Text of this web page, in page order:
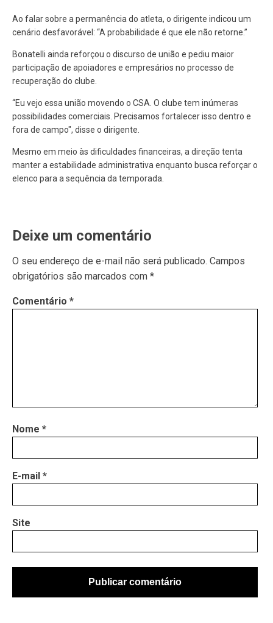
Ao falar sobre a permanência do atleta, o dirigente indicou um
cenário desfavorável: “A probabilidade é que ele não retorne.”
Bonatelli ainda reforçou o discurso de união e pediu maior
participação de apoiadores e empresários no processo de
recuperação do clube.
“Eu vejo essa união movendo o CSA. O clube tem inúmeras
possibilidades comerciais. Precisamos fortalecer isso dentro e
fora de campo", disse o dirigente.
Mesmo em meio às dificuldades financeiras, a direção tenta
manter a estabilidade administrativa enquanto busca reforçar o
elenco para a sequência da temporada.
Deixe um comentário
O seu endereço de e-mail não será publicado. Campos
obrigatórios são marcados com *
Comentário *
Nome *
E-mail *
Site